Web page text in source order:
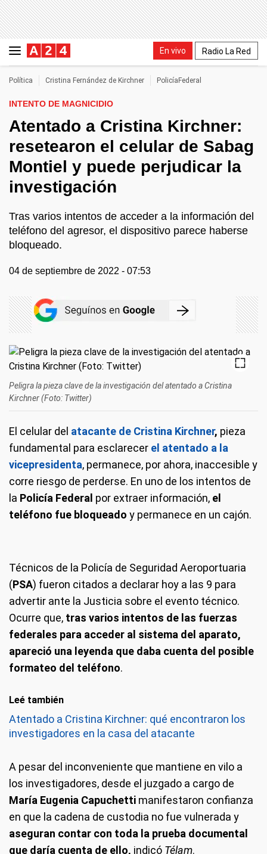
En vivo Radio La Red
Política Cristina Fernández de Kirchner PolicíaFederal
INTENTO DE MAGNICIDIO
Atentado a Cristina Kirchner:
resetearon el celular de Sabag
Montiel y puede perjudicar la
investigación
Tras varios intentos de acceder a la información del
teléfono del agresor, el dispositivo parece haberse
bloqueado.
04 de septiembre de 2022 - 07:53
Peligra la pieza clave de la investigación del atentado a Cristina
Kirchner (Foto: Twitter)
El celular del atacante de Cristina Kirchner, pieza
fundamental para esclarecer el atentado a la
vicepresidenta, permanece, por ahora, inaccesible y
corre riesgo de perderse. En uno de los intentos de
la Policía Federal por extraer información, el
teléfono fue bloqueado y permanece en un cajón.
Técnicos de la Policía de Seguridad Aeroportuaria
(PSA) fueron citados a declarar hoy a las 9 para
advertir ante la Justicia sobre el evento técnico.
Ocurre que, tras varios intentos de las fuerzas
federales para acceder al sistema del aparato,
apareció una leyenda que daba cuenta del posible
formateo del teléfono.
Leé también
Atentado a Cristina Kirchner: qué encontraron los
investigadores en la casa del atacante
A pesar del inconveniente que mantiene en vilo a
los investigadores, desde el juzgado a cargo de
María Eugenia Capuchetti manifestaron confianza
en que la cadena de custodia no fue vulnerada y
aseguran contar con toda la prueba documental
que daría cuenta de ello, indicó Télam.